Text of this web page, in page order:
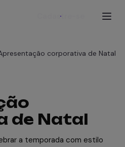
Cadastre-se
corporativa de Natal
de Natal
a temporada com estilo